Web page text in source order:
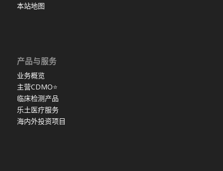
本站地图
产品与服务
业务概览
主营CDMO⭐
临床检测产品
乐土医疗服务
海内外投资项目